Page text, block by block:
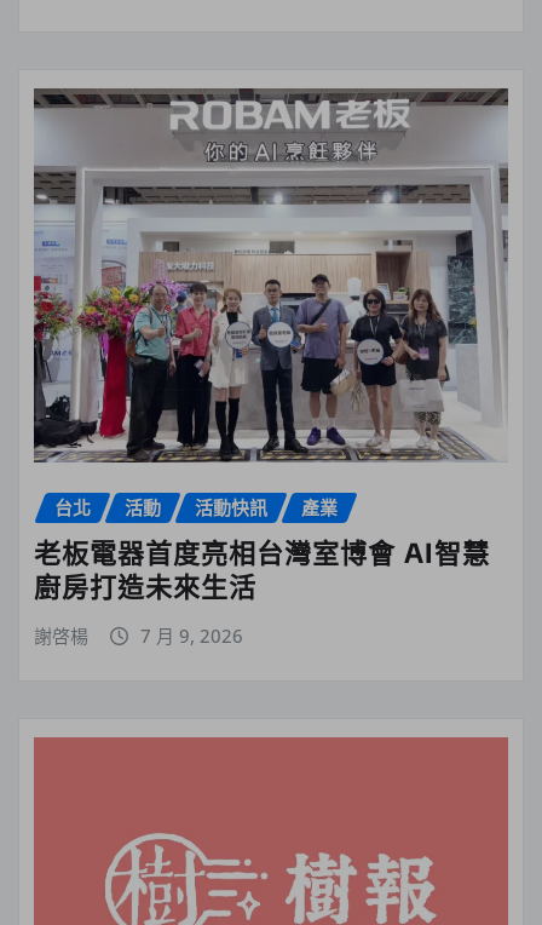
台北 活動 活動快訊 產業
老板電器首度亮相台灣室博會 AI智慧
廚房打造未來生活
謝啓楊 7 月 9, 2026